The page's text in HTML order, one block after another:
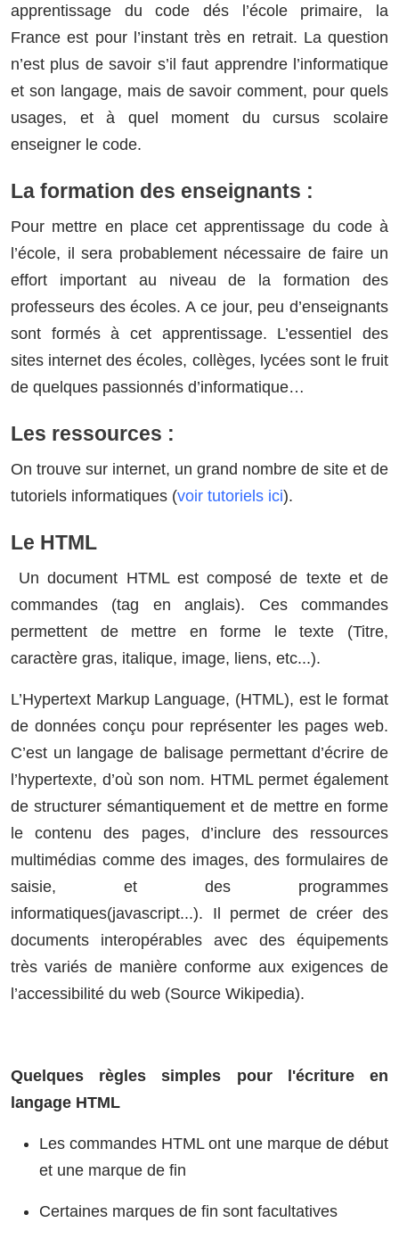
apprentissage du code dés l’école primaire, la
France est pour l’instant très en retrait. La question
n’est plus de savoir s’il faut apprendre l’informatique
et son langage, mais de savoir comment, pour quels
usages, et à quel moment du cursus scolaire
enseigner le code.
La formation des enseignants :
Pour mettre en place cet apprentissage du code à
l’école, il sera probablement nécessaire de faire un
effort important au niveau de la formation des
professeurs des écoles. A ce jour, peu d’enseignants
sont formés à cet apprentissage. L’essentiel des
sites internet des écoles, collèges, lycées sont le fruit
de quelques passionnés d’informatique…
Les ressources :
On trouve sur internet, un grand nombre de site et de
tutoriels informatiques (voir tutoriels ici).
Le HTML
Un document HTML est composé de texte et de
commandes (tag en anglais). Ces commandes
permettent de mettre en forme le texte (Titre,
caractère gras, italique, image, liens, etc...).
L’Hypertext Markup Language, (HTML), est le format
de données conçu pour représenter les pages web.
C’est un langage de balisage permettant d’écrire de
l’hypertexte, d’où son nom. HTML permet également
de structurer sémantiquement et de mettre en forme
le contenu des pages, d’inclure des ressources
multimédias comme des images, des formulaires de
saisie, et des programmes
informatiques(javascript...). Il permet de créer des
documents interopérables avec des équipements
très variés de manière conforme aux exigences de
l’accessibilité du web (Source Wikipedia).
Quelques règles simples pour l'écriture en
langage HTML
Les commandes HTML ont une marque de début
et une marque de fin
Certaines marques de fin sont facultatives